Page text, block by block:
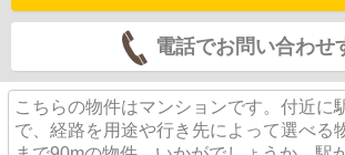
電話でお問い合わせ
こちらの物件はマンションです。付近に
で、経路を用途や行き先によって選べる